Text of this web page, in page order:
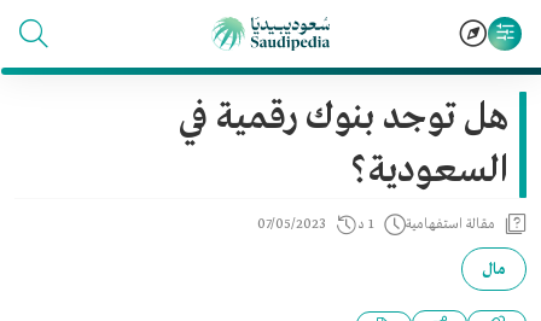
هل توجد بنوك رقمية في
السعودية؟
مقالة استفهامية 1 د 07/05/2023
مال